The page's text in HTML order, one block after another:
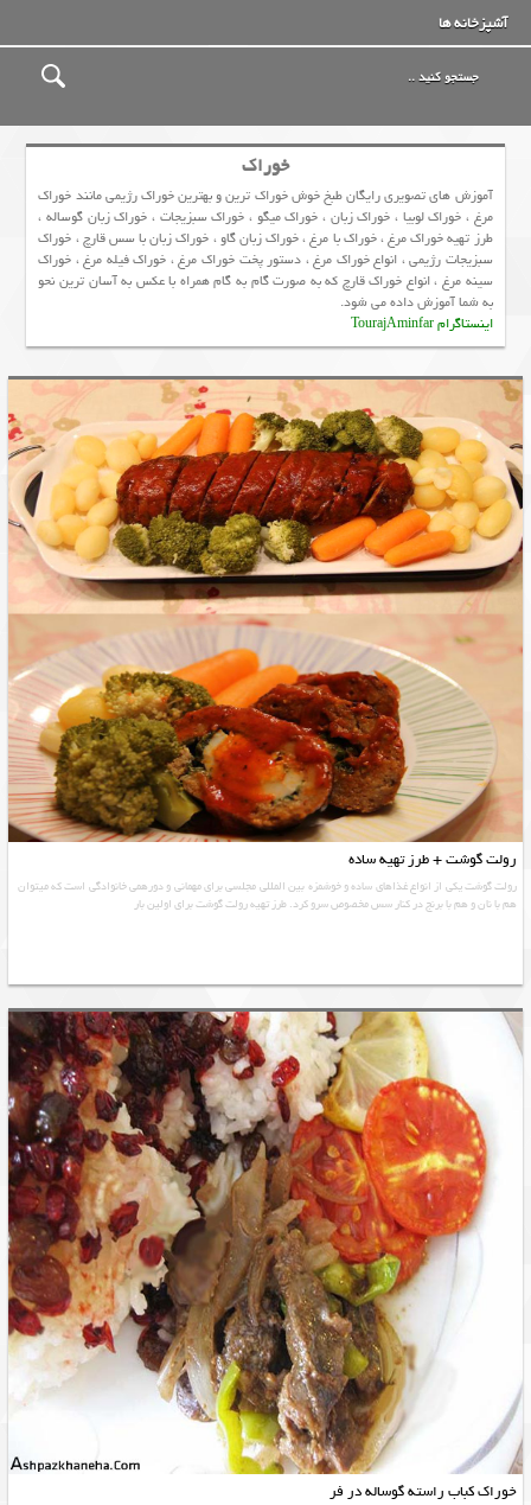
آشپزخانه ها
خوراک
آموزش های تصویری رایگان طبخ خوش خوراک ترین و بهترین خوراک رژیمی مانند خوراک
مرغ ، خوراک لوبیا ، خوراک زبان ، خوراک میگو ، خوراک سبزیجات ، خوراک زبان گوساله ،
طرز تهیه خوراک مرغ ، خوراک با مرغ ، خوراک زبان گاو ، خوراك زبان با سس قارچ ، خوراک
سبزیجات رژیمی ، انواع خوراک مرغ ، دستور پخت خوراک مرغ ، خوراک فیله مرغ ، خوراک
سینه مرغ ، انواع خوراک قارچ که به صورت گام به گام همراه با عکس به آسان ترین نحو
به شما آموزش داده می شود.
اینستاگرام TourajAminfar
رولت گوشت + طرز تهیه ساده
رولت گوشت یکی از انواع غذاهای ساده و خوشمزه بین المللی مجلسی برای مهمانی و دورهمی خانوادگی است که میتوان
هم با نان و هم با برنج در کنار سس مخصوص سرو کرد. طرز تهیه رولت گوشت برای اولین بار
خوراک کباب راسته گوساله در فر